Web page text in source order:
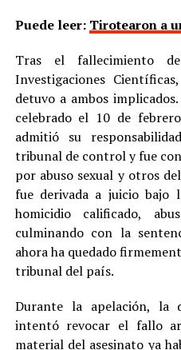
Puede leer: Tirotearon a
Tras el fallecimiento
Investigaciones
detuvo a ambos
celebrado el 10 de
admitió su
tribunal de control y fue
por abuso sexual y otros
fue derivada a juicio bajo
homicidio calificado,
culminando con la
ahora ha quedado
tribunal del país.
Durante la apelación, la
intentó revocar el fallo
material del asesinato ya